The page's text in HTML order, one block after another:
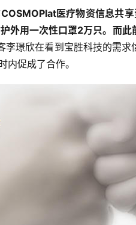
医疗物资信息共
外用一次性口罩2万只。而
李璟欣在看到宝胜科技的需
内促成了合作。